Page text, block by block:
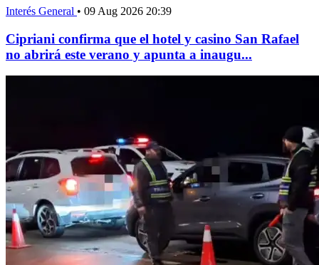
Interés General • 09 Aug 2026 20:39
Cipriani confirma que el hotel y casino San Rafael
no abrirá este verano y apunta a inaugu...